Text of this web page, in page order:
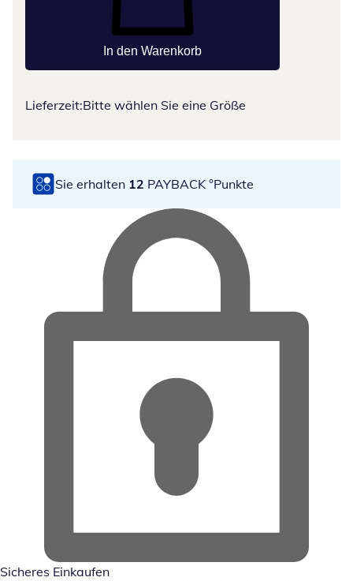
In den Warenkorb
Lieferzeit:Bitte wählen Sie eine Größe
Sie erhalten 12 PAYBACK °Punkte
Sicheres Einkaufen